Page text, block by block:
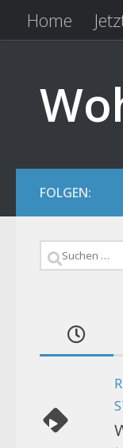
Zum
Home
FOLGEN:
Suchen